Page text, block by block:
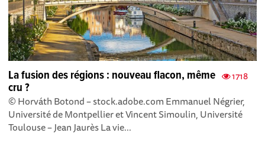
1718
La fusion des régions : nouveau flacon, même
cru ?
© Horváth Botond – stock.adobe.com Emmanuel Négrier,
Université de Montpellier et Vincent Simoulin, Université
Toulouse – Jean Jaurès La vie...